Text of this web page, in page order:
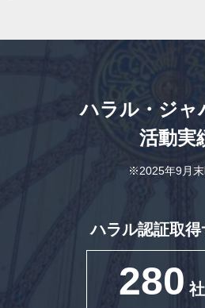
ハラル・ジャ
活動実
※2025年9月末
ハラル認証取得
280